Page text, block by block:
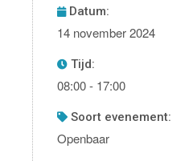
Datum:
14 november 2024
Tijd:
08:00 - 17:00
soort evenement:
Openbaar